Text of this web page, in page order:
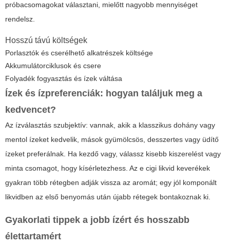
próbacsomagokat választani, mielőtt nagyobb mennyiséget
rendelsz.
Hosszú távú költségek
Porlasztók és cserélhető alkatrészek költsége
Akkumulátorciklusok és csere
Folyadék fogyasztás és ízek váltása
Ízek és ízpreferenciák: hogyan találjuk meg a
kedvencet?
Az ízválasztás szubjektív: vannak, akik a klasszikus dohány vagy
mentol ízeket kedvelik, mások gyümölcsös, desszertes vagy üdítő
ízeket preferálnak. Ha kezdő vagy, válassz kisebb kiszerelést vagy
minta csomagot, hogy kísérletezhess. Az e cigi likvid keverékek
gyakran több rétegben adják vissza az aromát; egy jól komponált
likvidben az első benyomás után újabb rétegek bontakoznak ki.
Gyakorlati tippek a jobb ízért és hosszabb
élettartamért